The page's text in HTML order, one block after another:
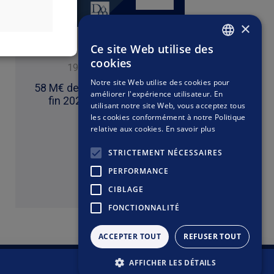
Divers
19 janvier 2026
58 M€ de collecte depuis la
fin 2025 à aujourd'hui
Lire
Soirée
fin
valeurs
plus
plus agressif
leur propre
les devises
l’achat, la
l’objet de
relative à
pourra être
la déclaration
×
Ce site Web utilise des
cookies
Notre site Web utilise des cookies pour
améliorer l'expérience utilisateur. En
utilisant notre site Web, vous acceptez tous
les cookies conformément à notre Politique
relative aux cookies. En savoir plus
STRICTEMENT NÉCESSAIRES
PERFORMANCE
CIBLAGE
FONCTIONNALITÉ
ACCEPTER TOUT REFUSER TOUT
AFFICHER LES DÉTAILS